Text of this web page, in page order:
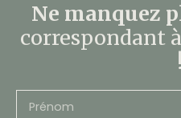
Ne manquez
correspondant
!
Prénom